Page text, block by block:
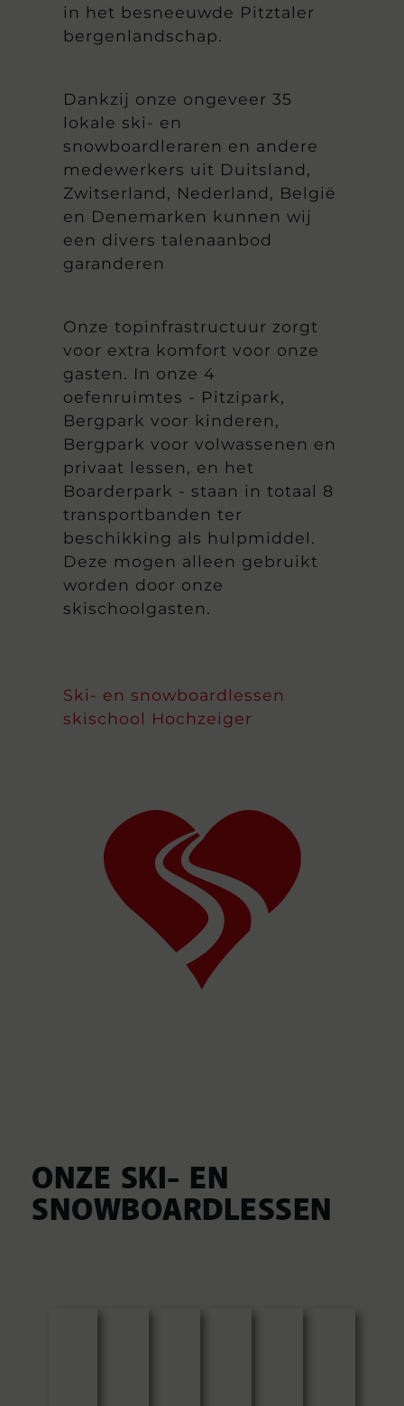
in het besneeuwde Pitztaler
bergenlandschap.
Dankzij onze ongeveer 35
lokale ski- en
snowboardleraren en andere
medewerkers uit Duitsland,
Zwitserland, Nederland, België
en Denemarken kunnen wij
een divers talenaanbod
garanderen
Onze topinfrastructuur zorgt
voor extra komfort voor onze
gasten. In onze 4
oefenruimtes - Pitzipark,
Bergpark voor kinderen,
Bergpark voor volwassenen en
privaat lessen, en het
Boarderpark - staan ​​in totaal 8
transportbanden ter
beschikking als hulpmiddel.
Deze mogen alleen gebruikt
worden door onze
skischoolgasten.
Ski- en snowboardlessen
skischool Hochzeiger
ONZE SKI- EN
SNOWBOARDLESSEN